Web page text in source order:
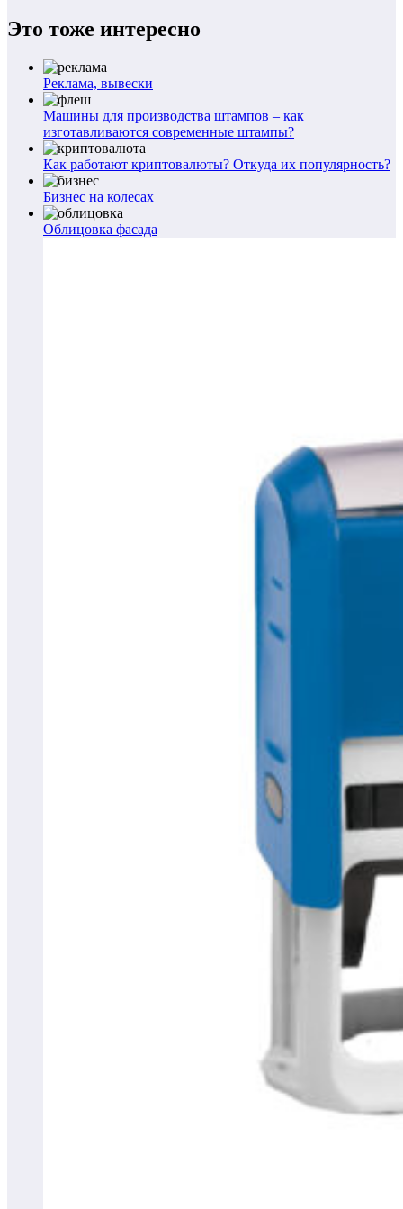
Это тоже интересно
Реклама, вывески
Машины для производства штампов – как
изготавливаются современные штампы?
Как работают криптовалюты? Откуда их популярность?
Бизнес на колесах
Облицовка фасада